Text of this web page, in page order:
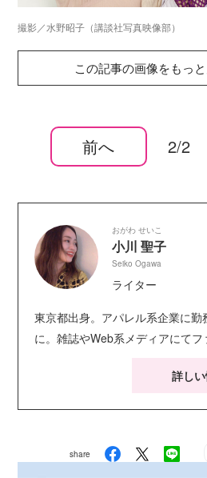
撮影／水野昭子（講談社写真映像部）
この記事の画像をもっと
前へ 2/2
おがわ せいこ
小川 聖子
Seiko Ogawa
ライター
東京都出身。アパレル系企業に勤
に。雑誌やWeb系メディアにて
男はついに成人、次男は中学生
詳し
share